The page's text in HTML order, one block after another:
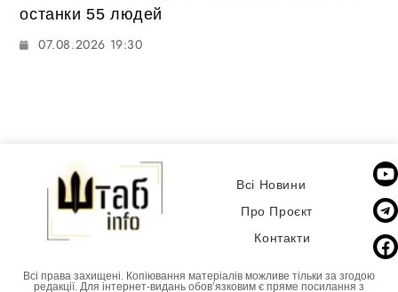
останки 55 людей
07.08.2026 19:30
Всі Новини
Про Проєкт
Контакти
Всі права захищені. Копіювання матеріалів можливе тільки за згодою
редакції. Для інтернет-видань обовʼязковим є пряме посилання з